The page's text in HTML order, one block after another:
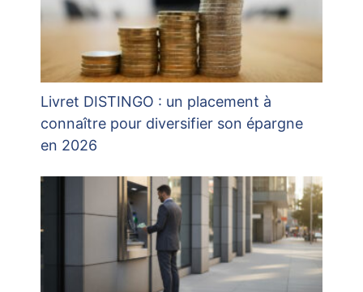
Livret DISTINGO : un placement à
connaître pour diversifier son épargne
en 2026